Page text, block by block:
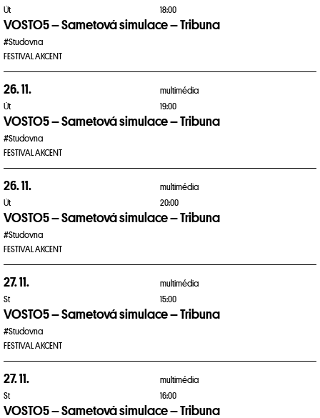
Út
18:00
VOSTO5 – Sametová simulace – Tribuna
#Studovna
FESTIVAL AKCENT
26. 11.
Út
multimédia
19:00
VOSTO5 – Sametová simulace – Tribuna
#Studovna
FESTIVAL AKCENT
26. 11.
Út
multimédia
20:00
VOSTO5 – Sametová simulace – Tribuna
#Studovna
FESTIVAL AKCENT
27. 11.
St
multimédia
15:00
VOSTO5 – Sametová simulace – Tribuna
#Studovna
FESTIVAL AKCENT
27. 11.
St
multimédia
16:00
VOSTO5 – Sametová simulace – Tribuna